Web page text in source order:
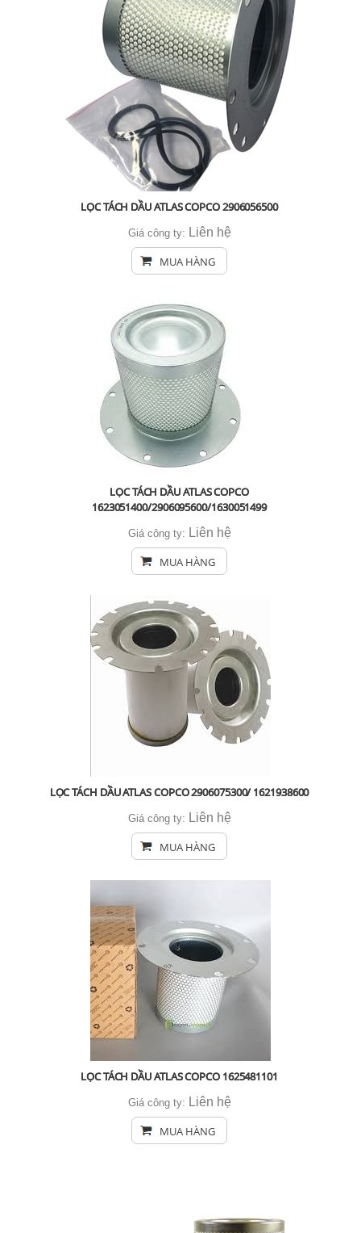
LỌC TÁCH DẦU ATLAS COPCO 2906056500
Giá công ty: Liên hệ
MUA HÀNG
LỌC TÁCH DẦU ATLAS COPCO
1623051400/2906095600/1630051499
Giá công ty: Liên hệ
MUA HÀNG
LỌC TÁCH DẦU ATLAS COPCO 2906075300/ 1621938600
Giá công ty: Liên hệ
MUA HÀNG
LỌC TÁCH DẦU ATLAS COPCO 1625481101
Giá công ty: Liên hệ
MUA HÀNG